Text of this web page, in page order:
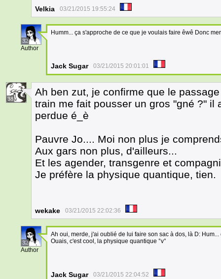
Velkia 03/21/2015 19:55:24
32
Author
Humm... ça s'approche de ce que je voulais faire êwê Donc
Jack Sugar 03/21/2015 20:01:01
38
Ah ben zut, je confirme que le
train me fait pousser un gros "gné ?" il
perdue é_è
Pauvre Jo.... Moi non plus je
Aux gars non plus, d'ailleurs...
Et les agender, transgenre et
Je préfère la physique quantique, tien.
wekake 03/21/2015 22:02:36
32
Author
Ah oui, merde, j'ai oublié de lui faire son sac à dos, là D:
Ouais, c'est cool, la physique quantique °v°
Jack Sugar 03/21/2015 22:04:52